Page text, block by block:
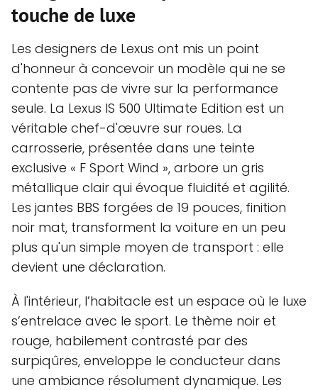
touche de luxe
Les designers de Lexus ont mis un point
d'honneur à concevoir un modèle qui ne se
contente pas de vivre sur la performance
seule. La Lexus IS 500 Ultimate Edition est un
véritable chef-d'œuvre sur roues. La
carrosserie, présentée dans une teinte
exclusive « F Sport Wind », arbore un gris
métallique clair qui évoque fluidité et agilité.
Les jantes BBS forgées de 19 pouces, finition
noir mat, transforment la voiture en un peu
plus qu'un simple moyen de transport : elle
devient une déclaration.
À l'intérieur, l’habitacle est un espace où le luxe
s’entrelace avec le sport. Le thème noir et
rouge, habilement contrasté par des
surpiqûres, enveloppe le conducteur dans
une ambiance résolument dynamique. Les